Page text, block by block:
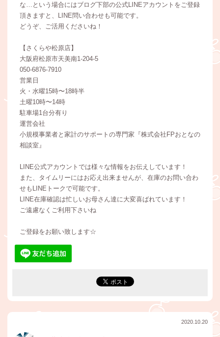
な…という場合にはブログ下部の公式LINEアカウントをご登録
頂きますと、LINE問い合わせも可能です。
どうぞ、ご活用くださいね！
【さくらや松原店】
大阪府松原市天美南1-204-5
050-6876-7910
営業日
火・水曜15時〜18時半
土曜10時〜14時
駐車場1台分有り
運営会社
小規模事業者と家計のサポートの専門家『株式会社FPおとなの
相談室』
LINE公式アカウントでは様々な情報をお伝えしています！
また、タイムリーにはお応え出来ませんが、在庫のお問い合わ
せもLINEトークで可能です。
LINE在庫確認は忙しいお母さん達に大変喜ばれています！
ご遠慮なくご利用下さいね
ご登録をお願い致します☆
2020.10.20